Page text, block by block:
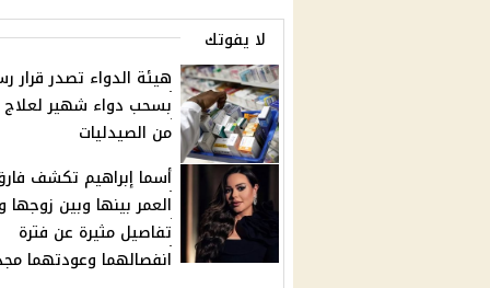
لا يفوتك
هيئة الدواء تصدر قرار
بسحب دواء شهير لعلاج
من الصيدليات
أسما إبراهيم تكشف
العمر بينها وبين زوجها
تفاصيل مثيرة عن فترة
انفصالهما وعودتهما